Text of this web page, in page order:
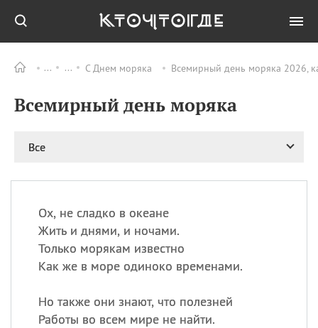
С Днем моряка Всемирный день моряка 2026,
Всемирный день моряка
Все
Ох, не сладко в океане
Жить и днями, и ночами.
Только морякам известно
Как же в море одиноко временами.
Но также они знают, что полезней
Работы во всем мире не найти.
ПРАЗДНИКИ Все
06.08 Преображение
Господне у западных
Бориса и Глеба, во
07.08
мучеников
07.08
Национальный день
07.08 Годовщина битвы при
Бояка